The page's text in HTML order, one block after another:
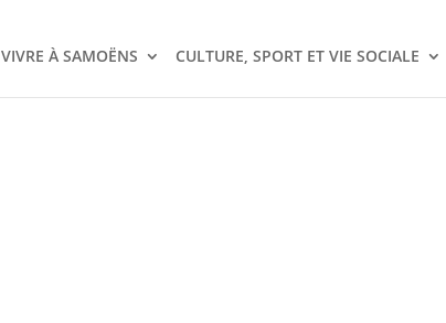
VIVRE À SAMOËNS CULTURE, SPORT ET VIE SOCIALE